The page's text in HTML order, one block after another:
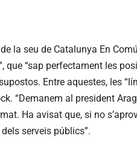
la seu de Catalunya En
que “sap perfectament les
Entre aquestes, les
“Demanem al president
Ha avisat que, si no
serveis públics”.